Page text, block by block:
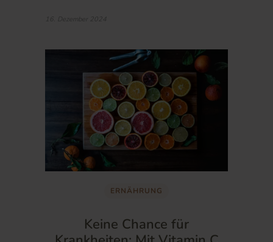
16. Dezember 2024
ERNÄHRUNG
Keine Chance für